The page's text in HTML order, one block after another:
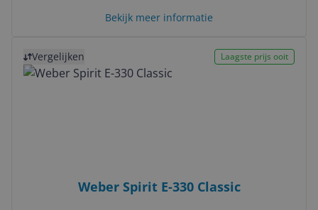
Bekijk meer informatie
Vergelijken Laagste prijs ooit
Weber Spirit E-330 Classic